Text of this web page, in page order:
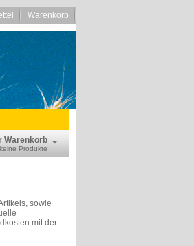
Warenkorb
Warenkorb
keine Produkte
sowie
mit der